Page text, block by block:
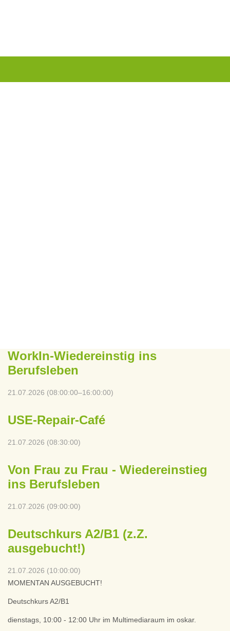
WorkIn-Wiedereinstig ins
Berufsleben
21.07.2026 (08:00:00–16:00:00)
USE-Repair-Café
21.07.2026 (08:30:00)
Von Frau zu Frau - Wiedereinstieg
ins Berufsleben
21.07.2026 (09:00:00)
Deutschkurs A2/B1 (z.Z.
ausgebucht!)
21.07.2026 (10:00:00)
MOMENTAN AUSGEBUCHT!
Deutschkurs A2/B1
dienstags, 10:00 - 12:00 Uhr im Multimediaraum im oskar.